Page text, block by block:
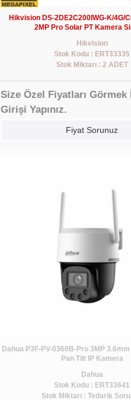
Hikvision DS-2DE2C200IWG-K/4G/
2MP Pro Solar PT Kamera
Hikvision
Stok Kodu : ERT33335
Stok Miktarı : 2 ADET
Size Özel Fiyatları Görmek
Girişi Yapınız.
Fiyat Sorunuz
Dahua P3F-PV-0360B-Pro 3MP 3.6mm
Pan Tilt IP Kamera
Dahua
Stok Kodu : ERT33641
Stok Miktarı : Tedarik